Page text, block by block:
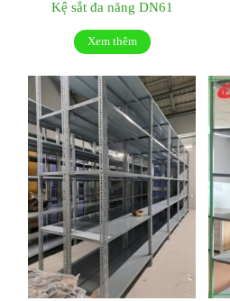
Kệ sắt đa năng DN61
Xem thêm